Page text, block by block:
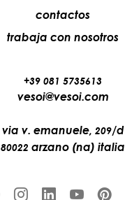
contactos
trabaja con nosotros
+39 081 5735613
vesoi@vesoi.com
via v. emanuele, 209/d
80022 arzano (na) italia